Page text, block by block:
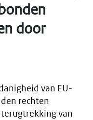
door
van EU-
rechten
van